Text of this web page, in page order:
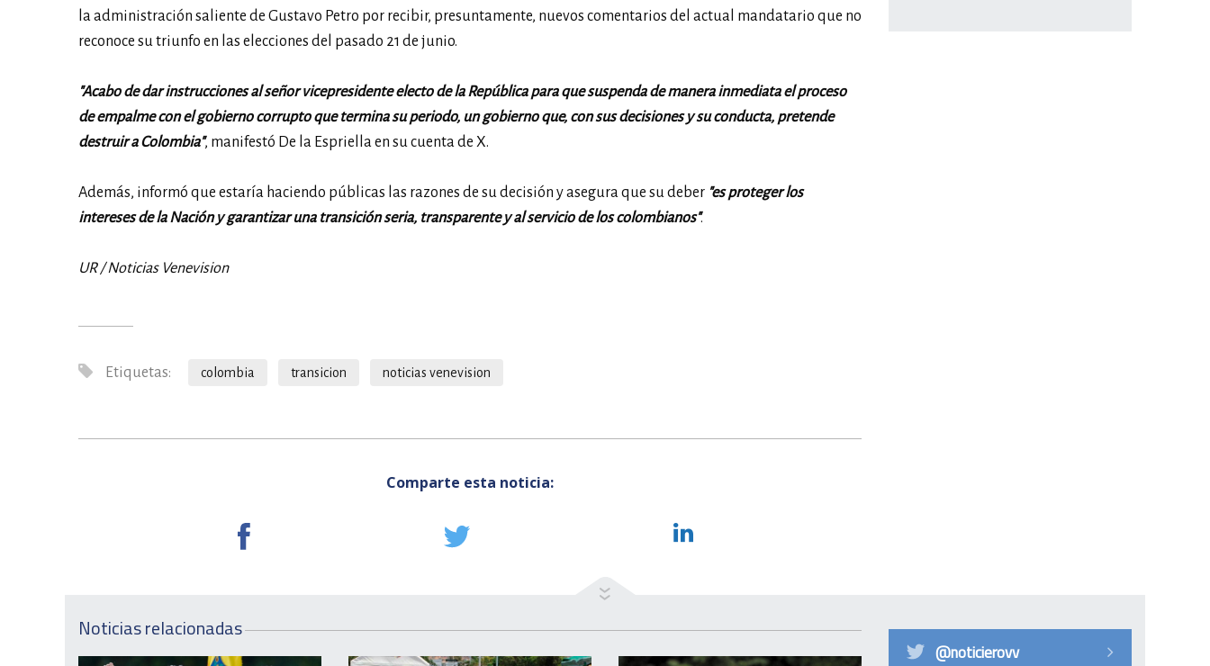
la administración saliente de Gustavo Petro por recibir, presuntamente, nuevos comentarios del actual mandatario que no
reconoce su triunfo en las elecciones del pasado 21 de junio.
"Acabo de dar instrucciones al señor vicepresidente electo de la República para que suspenda de manera inmediata el proceso
de empalme con el gobierno corrupto que termina su periodo, un gobierno que, con sus decisiones y su conducta, pretende
destruir a Colombia", manifestó De la Espriella en su cuenta de X.
Además, informó que estaría haciendo públicas las razones de su decisión y asegura que su deber "es proteger los
intereses de la Nación y garantizar una transición seria, transparente y al servicio de los colombianos".
UR / Noticias Venevision
Etiquetas: colombia transicion noticias venevision
Comparte esta noticia:
Noticias relacionadas
@noticierovv